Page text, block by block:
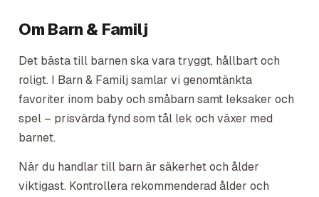
Om Barn & Familj
Det bästa till barnen ska vara tryggt, hållbart och
roligt. I Barn & Familj samlar vi genomtänkta
favoriter inom baby och småbarn samt leksaker och
spel – prisvärda fynd som tål lek och växer med
barnet.
När du handlar till barn är säkerhet och ålder
viktigast. Kontrollera rekommenderad ålder och